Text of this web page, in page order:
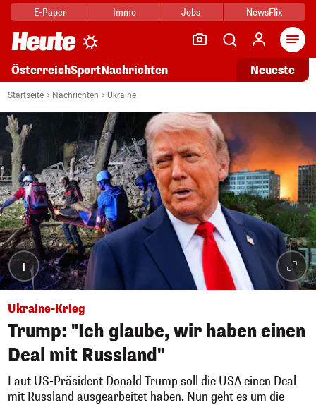
E-Paper Immo Jobs NewsFlix
ÖsterreichSportNachrichten Neueste
Startseite Nachrichten Ukraine
i
Ukraine-Krieg
Trump: "Ich glaube, wir haben einen
Deal mit Russland"
Laut US-Präsident Donald Trump soll die USA einen Deal
mit Russland ausgearbeitet haben. Nun geht es um die